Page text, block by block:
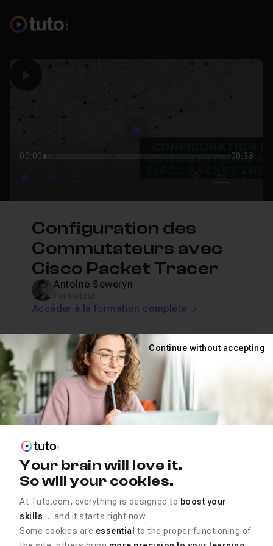
Play
00:00 00:33
PlayForwardForward mute video
Subtitles
Configuration des
Commutateurs avec
Cisco Packet Tracer
Antoine Seweryn
Accéder à la formation complète